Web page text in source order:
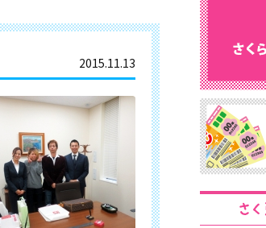
2015.11.13